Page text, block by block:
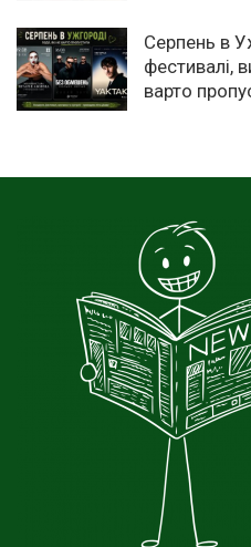
Серпень в
фестивалі,
варто